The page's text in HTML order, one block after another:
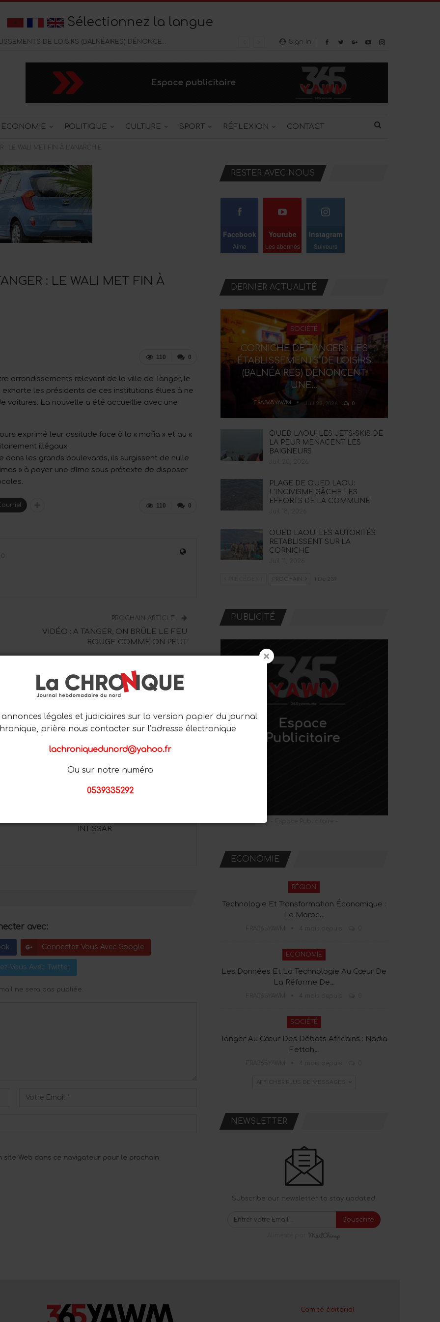
Sélectionnez la langue
Sign In
ECONOMIE POLITIQUE CULTURE SPORT RÉFLEXION CONTACT
: LE WALI MET FIN À L’ANARCHIE
: LE WALI MET FIN À
0
110
arrondissements relevant de la ville de Tanger, le
les présidents de ces institutions élues à ne
voitures. La nouvelle a été accueillie avec une
exprimé leur assitude face à la « mafia » et au «
illégaux.
les grands boulevards, ils surgissent de nulle
» à payer une dîme sous prétexte de disposer
0
110
0
PROCHAIN ARTICLE
VIDÉO : A TANGER, ON BRÛLE LE FEU
ROUGE COMME ON PEUT
Plus D'articles De L'auteur
SOCIÉTÉ
INTISSAR
avec:
Connectez-Vous Avec Google
Vous Avec Twitter
ne sera pas publiée.
site Web dans ce navigateur pour le prochain
RESTER AVEC NOUS
Facebook
Aime
Youtube
Les abonnés
Instagram
Suiveurs
DERNIER ACTUALITÉ
SOCIÉTÉ
CORNICHE DE TANGER : LES
ÉTABLISSEMENTS DE LOISIRS
(BALNÉAIRES) DÉNONCENT
UNE…
FRA365YAWM Juil 22, 2026 0
OUED LAOU: LES JETS-SKIS DE
LA PEUR MENACENT LES
BAIGNEURS
PLAGE DE OUED LAOU:
L’INCIVISME GÂCHE LES
EFFORTS DE LA COMMUNE
OUED LAOU: LES AUTORITÉS
RETABLISSENT SUR LA
CORNICHE
PROCHAIN 1 De 239
PUBLICITÉ
ECONOMIE
RÉGION
Technologie Et Transformation Économique :
Le Maroc…
ECONOMIE
Les Données Et La Technologie Au Cœur De
La Réforme De…
SOCIÉTÉ
Tanger Au Cœur Des Débats Africains : Nadia
Fettah…
AFFICHER PLUS DE MESSAGES
NEWSLETTER
Subscribe our newsletter to stay updated.
Souscrire
Comité éditorial
annonces légales et judiciaires sur la version papier du journal
prière nous contacter sur l’adresse électronique
lachroniquedunord@yahoo.fr
Ou sur notre numéro
0539335292